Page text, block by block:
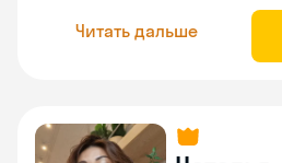
Читать дальше